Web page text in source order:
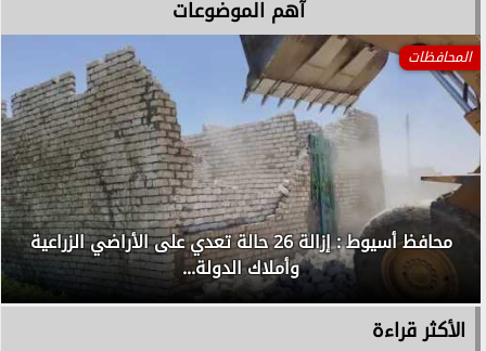
آهم الموضوعات
المحافظات
محافظ أسيوط : إزالة 26 حالة تعدي على الأراضي الزراعية
وأملاك الدولة...
الأكثر قراءة